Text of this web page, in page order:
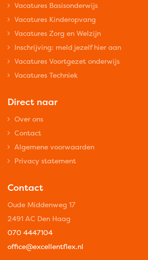
Vacatures Basisonderwijs
Vacatures Kinderopvang
Vacatures Zorg en Welzijn
Inschrijving: meld jezelf hier aan
Vacatures Voortgezet onderwijs
Vacatures Techniek
Direct naar
Over ons
Contact
Algemene voorwaarden
Privacy statement
Contact
Oude Middenweg 17
2491 AC Den Haag
070 4447104
office@excellentflex.nl